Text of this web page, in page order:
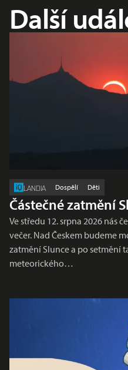
Další
LANDIA Dospělí Děti
Částečné zatmění
Ve středu 12. srpna 2026 nás
večer. Nad Českem budeme
zatmění Slunce a po setmění
meteorického…